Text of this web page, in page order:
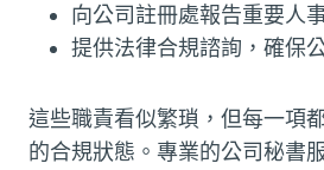
向公司註冊處報告重要人
提供法律合規諮詢，確保
這些職責看似繁瑣，但每一項
的合規狀態。專業的公司秘書